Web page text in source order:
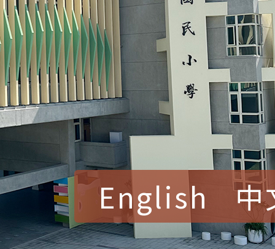
English 中
賀！本校參加桃園市中